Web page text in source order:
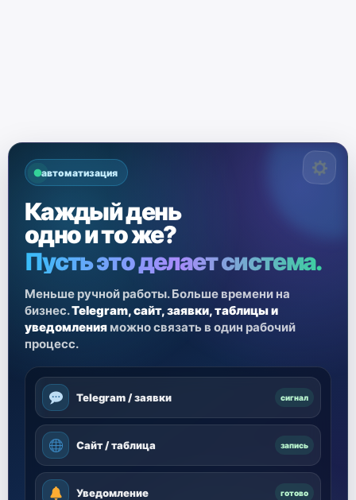
автоматизация
Каждый день
одно и то же?
Пусть это делает система.
Меньше ручной работы. Больше времени на
бизнес.Telegram, сайт, заявки, таблицы и
уведомления можно связать в один рабочий
процесс.
Telegram / заявки сигнал
Сайт / таблица запись
Уведомление готово